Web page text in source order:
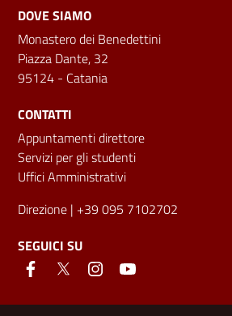
DOVE SIAMO
Monastero dei Benedettini
Piazza Dante, 32
95124 - Catania
CONTATTI
Appuntamenti direttore
Servizi per gli studenti
Uffici Amministrativi
Direzione | +39 095 7102702
SEGUICI SU